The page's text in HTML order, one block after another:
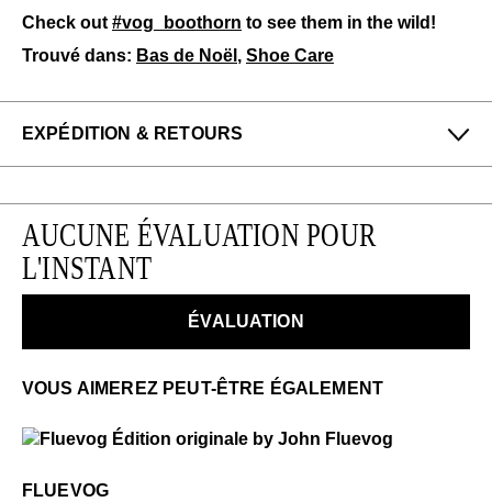
Check out #vog_boothorn to see them in the wild!
Trouvé dans: Bas de Noël , Shoe Care
EXPÉDITION & RETOURS
commandes aux États-Unis.
Nous pouvons échanger ou rembourser les
chaussures à plein prix qui n'ont pas été portées
dans les 14 jours suivant leur achat.
AUCUNE ÉVALUATION POUR
L'INSTANT
ÉVALUATION
VOUS AIMEREZ PEUT-ÊTRE ÉGALEMENT
FLUEVOG